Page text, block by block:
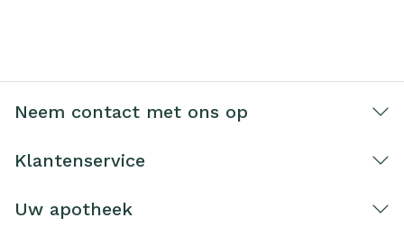
Neem contact met ons op
Klantenservice
Uw apotheek